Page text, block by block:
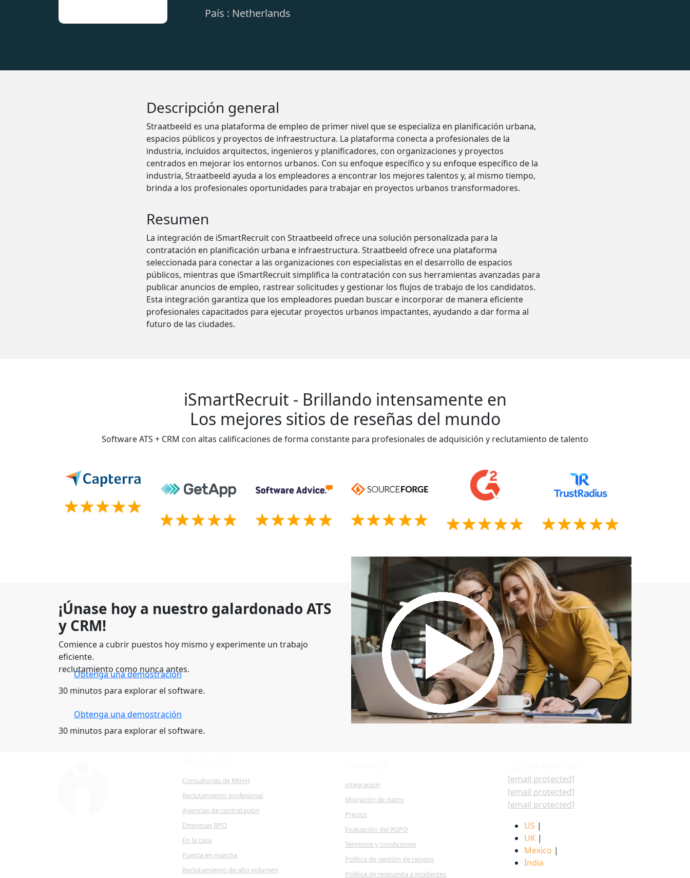
País : Netherlands
Descripción general
Straatbeeld es una plataforma de empleo de primer nivel que se especializa en planificación urbana,
espacios públicos y proyectos de infraestructura. La plataforma conecta a profesionales de la
industria, incluidos arquitectos, ingenieros y planificadores, con organizaciones y proyectos
centrados en mejorar los entornos urbanos. Con su enfoque específico y su enfoque específico de la
industria, Straatbeeld ayuda a los empleadores a encontrar los mejores talentos y, al mismo tiempo,
brinda a los profesionales oportunidades para trabajar en proyectos urbanos transformadores.
Resumen
La integración de iSmartRecruit con Straatbeeld ofrece una solución personalizada para la
contratación en planificación urbana e infraestructura. Straatbeeld ofrece una plataforma
seleccionada para conectar a las organizaciones con especialistas en el desarrollo de espacios
públicos, mientras que iSmartRecruit simplifica la contratación con sus herramientas avanzadas para
publicar anuncios de empleo, rastrear solicitudes y gestionar los flujos de trabajo de los candidatos.
Esta integración garantiza que los empleadores puedan buscar e incorporar de manera eficiente
profesionales capacitados para ejecutar proyectos urbanos impactantes, ayudando a dar forma al
futuro de las ciudades.
iSmartRecruit - Brillando intensamente en
Los mejores sitios de reseñas del mundo
Software ATS + CRM con altas calificaciones de forma constante para profesionales de adquisición y reclutamiento de talento
¡Únase hoy a nuestro galardonado ATS
y CRM!
Comience a cubrir puestos hoy mismo y experimente un trabajo
eficiente.
reclutamiento como nunca antes.
Obtenga una demostración
30 minutos para explorar el software.
Obtenga una demostración
30 minutos para explorar el software.
Consultorías de RRHH
Reclutamiento profesional
Agencias de contratación
Empresas RPO
En la casa
Puesta en marcha
Reclutamiento de alto volumen
integración
Migración de datos
Precios
Evaluación del RGPD
Términos y condiciones
Política de gestión de riesgos
Política de respuesta a incidentes
[email protected]
[email protected]
[email protected]
US |
UK |
Mexico |
India